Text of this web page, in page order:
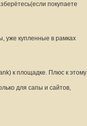
покупаете
уже купленные в рамках
к площадке. Плюс к этому
для сапы и сайтов,